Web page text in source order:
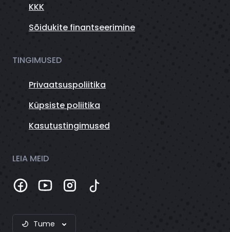
KKK
Sõidukite finantseerimine
TINGIMUSED
Privaatsuspoliitika
Küpsiste poliitika
Kasutustingimused
LEIA MEID
Tume